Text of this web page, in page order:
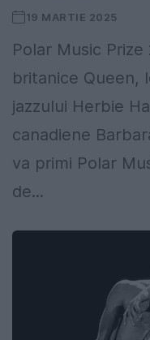
19 MARTIE 2025
Polar Music
britanice Queen,
jazzului Herbie
canadiene
va primi Polar
de...